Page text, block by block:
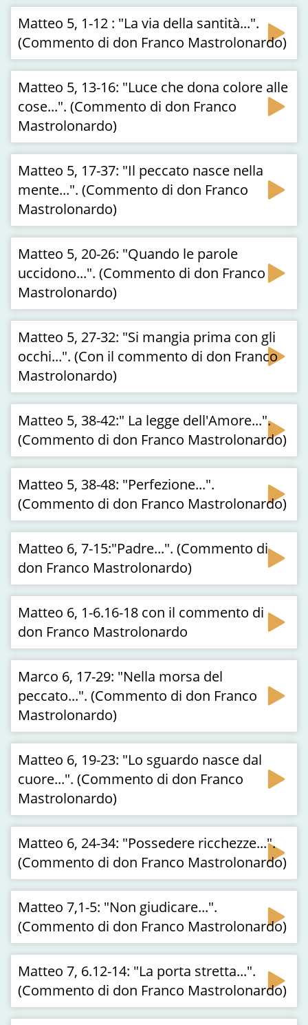
Matteo 5, 1-12 : "La via della santità...".
(Commento di don Franco Mastrolonardo)
Matteo 5, 13-16: "Luce che dona colore alle
cose...". (Commento di don Franco
Mastrolonardo)
Matteo 5, 17-37: "Il peccato nasce nella
mente...". (Commento di don Franco
Mastrolonardo)
Matteo 5, 20-26: "Quando le parole
uccidono...". (Commento di don Franco
Mastrolonardo)
Matteo 5, 27-32: "Si mangia prima con gli
occhi...". (Con il commento di don Franco
Mastrolonardo)
Matteo 5, 38-42:" La legge dell'Amore...".
(Commento di don Franco Mastrolonardo)
Matteo 5, 38-48: "Perfezione...".
(Commento di don Franco Mastrolonardo)
Matteo 6, 7-15:"Padre...". (Commento di
don Franco Mastrolonardo)
Matteo 6, 1-6.16-18 con il commento di
don Franco Mastrolonardo
Marco 6, 17-29: "Nella morsa del
peccato...". (Commento di don Franco
Mastrolonardo)
Matteo 6, 19-23: "Lo sguardo nasce dal
cuore...". (Commento di don Franco
Mastrolonardo)
Matteo 6, 24-34: "Possedere ricchezze...".
(Commento di don Franco Mastrolonardo)
Matteo 7,1-5: "Non giudicare...".
(Commento di don Franco Mastrolonardo)
Matteo 7, 6.12-14: "La porta stretta...".
(Commento di don Franco Mastrolonardo)